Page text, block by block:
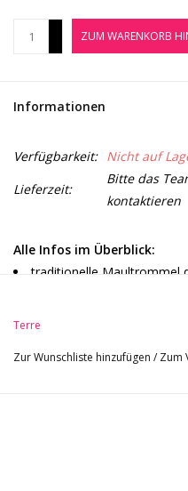
Jobbörse
Marken
ZUM WARENKORB
Informationen
Verfügbarkeit: Nicht auf
Lieferzeit:
Bitte das
kontaktieren
Alle Infos im Überblick:
traditionelle Maultrommel
und lang schwingenden
Terre
Zur Wunschliste hinzufügen / Zum